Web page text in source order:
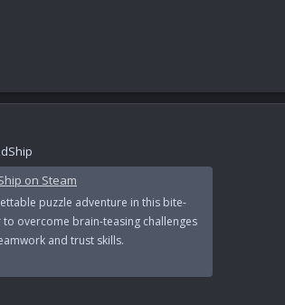
on Steam
puzzle adventure in this bite-
overcome brain-teasing challenges
and trust skills.